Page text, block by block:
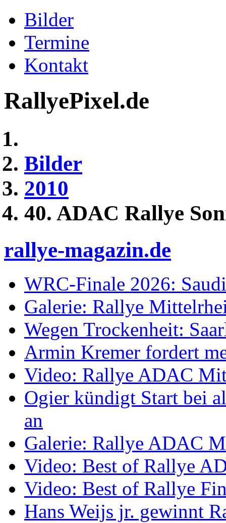
Bilder
Termine
Kontakt
RallyePixel.de
Bilder
2010
40. ADAC Rallye
rallye-magazin.de
WRC-Finale 2026:
Galerie: Rallye
Wegen Trockenheit:
Armin Kremer fordert
Video: Rallye ADAC
Ogier kündigt Start bei
an
Galerie: Rallye ADAC
Video: Best of Rallye
Video: Best of Rallye
Hans Weijs jr. gewinnt